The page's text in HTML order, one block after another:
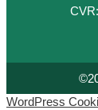
WordPress